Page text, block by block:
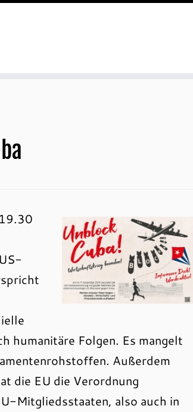
humanitäre Folgen. Es mangelt
Außerdem
die EU die Verordnung
Mitgliedsstaaten, also auch in